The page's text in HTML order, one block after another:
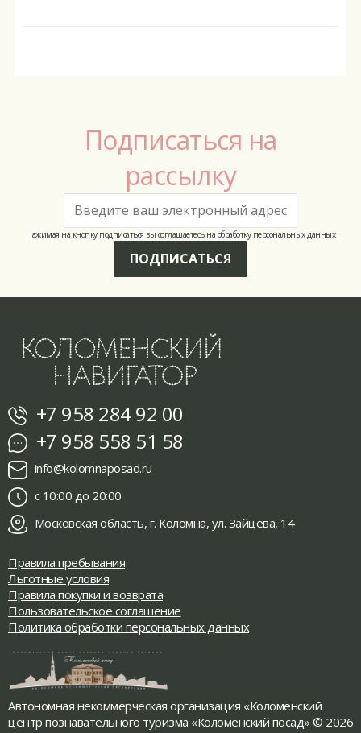
Подписаться на
рассылку
Нажимая на кнопку подписаться вы соглашаетесь на обработку персональных данных
ПОДПИСАТЬСЯ
+7 958 284 92 00
+7 958 558 51 58
info@kolomnaposad.ru
с 10:00 до 20:00
Московская область, г. Коломна, ул. Зайцева, 14
Правила пребывания
Льготные условия
Правила покупки и возврата
Пользовательское соглашение
Политика обработки персональных данных
Автономная некоммерческая организация «Коломенский
центр познавательного туризма «Коломенский посад» © 2026